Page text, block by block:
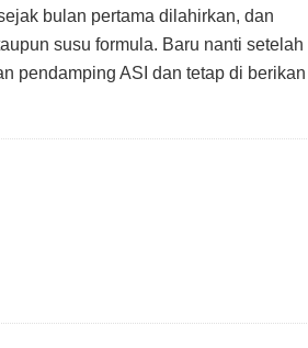
bulan pertama dilahirkan, dan
susu formula. Baru nanti setelah
pendamping ASI dan tetap di berikan